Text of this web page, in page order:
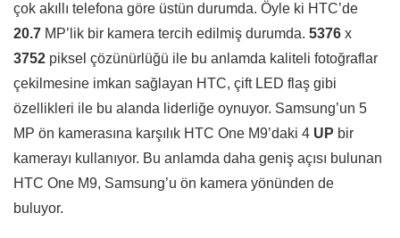
çok akıllı telefona göre üstün durumda. Öyle ki HTC’de
20.7 MP’lik bir kamera tercih edilmiş durumda. 5376 x
3752 piksel çözünürlüğü ile bu anlamda kaliteli fotoğraflar
çekilmesine imkan sağlayan HTC, çift LED flaş gibi
özellikleri ile bu alanda liderliğe oynuyor. Samsung’un 5
MP ön kamerasına karşılık HTC One M9’daki 4 UP bir
kamerayı kullanıyor. Bu anlamda daha geniş açısı bulunan
HTC One M9, Samsung’u ön kamera yönünden de
buluyor.